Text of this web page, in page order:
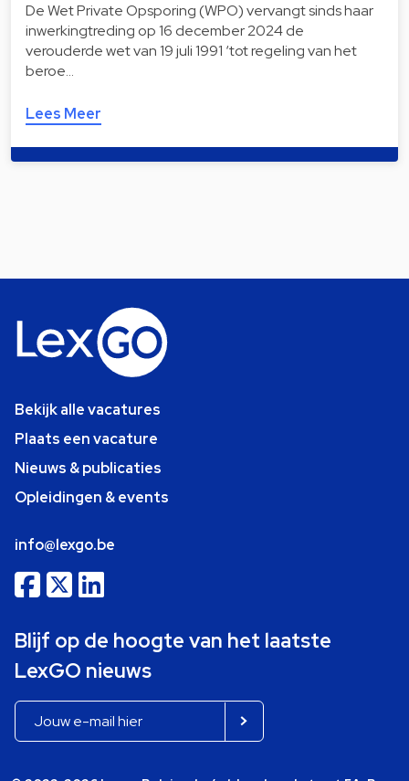
De Wet Private Opsporing (WPO) vervangt sinds haar
inwerkingtreding op 16 december 2024 de
verouderde wet van 19 juli 1991 ‘tot regeling van het
beroe…
Lees Meer
Bekijk alle vacatures
Plaats een vacature
Nieuws & publicaties
Opleidingen & events
info@lexgo.be
Blijf op de hoogte van het laatste
LexGO nieuws